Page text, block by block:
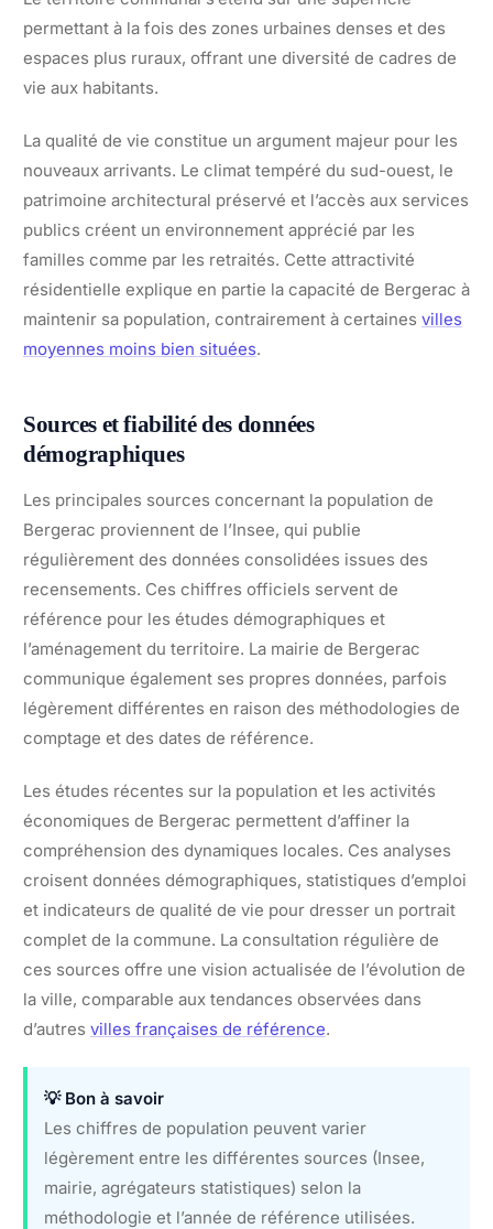
permettant à la fois des zones urbaines denses et des
espaces plus ruraux, offrant une diversité de cadres de
vie aux habitants.
La qualité de vie constitue un argument majeur pour les
nouveaux arrivants. Le climat tempéré du sud-ouest, le
patrimoine architectural préservé et l’accès aux services
publics créent un environnement apprécié par les
familles comme par les retraités. Cette attractivité
résidentielle explique en partie la capacité de Bergerac à
maintenir sa population, contrairement à certaines villes
moyennes moins bien situées.
Sources et fiabilité des données
démographiques
Les principales sources concernant la population de
Bergerac proviennent de l’Insee, qui publie
régulièrement des données consolidées issues des
recensements. Ces chiffres officiels servent de
référence pour les études démographiques et
l’aménagement du territoire. La mairie de Bergerac
communique également ses propres données, parfois
légèrement différentes en raison des méthodologies de
comptage et des dates de référence.
Les études récentes sur la population et les activités
économiques de Bergerac permettent d’affiner la
compréhension des dynamiques locales. Ces analyses
croisent données démographiques, statistiques d’emploi
et indicateurs de qualité de vie pour dresser un portrait
complet de la commune. La consultation régulière de
ces sources offre une vision actualisée de l’évolution de
la ville, comparable aux tendances observées dans
d’autres villes françaises de référence.
💡 Bon à savoir
Les chiffres de population peuvent varier
légèrement entre les différentes sources (Insee,
mairie, agrégateurs statistiques) selon la
méthodologie et l’année de référence utilisées.